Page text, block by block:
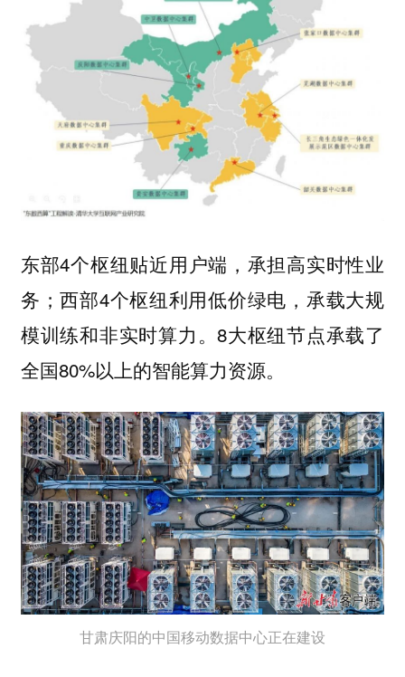
东部4个枢纽贴近用户端，承担高实时性业
务；西部4个枢纽利用低价绿电，承载大规
模训练和非实时算力。8大枢纽节点承载了
全国80%以上的智能算力资源。
甘肃庆阳的中国移动数据中心正在建设